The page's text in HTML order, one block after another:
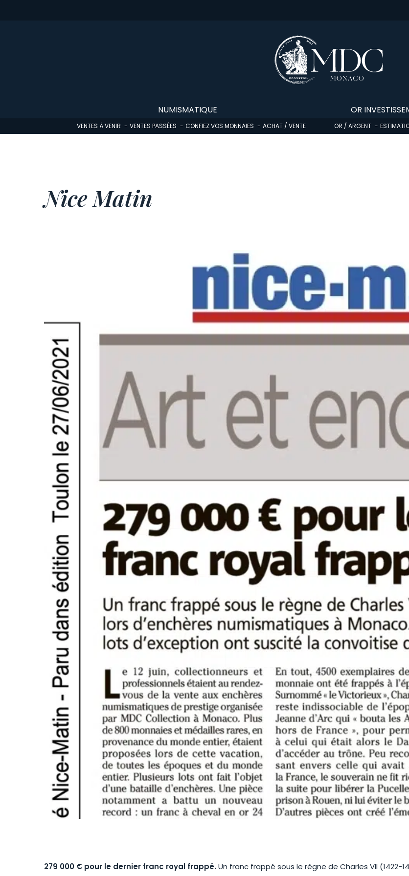
NUMISMATIQUE
VENTES À VENIR VENTES PASSÉES CONFIEZ VOS MONNAIES ACHAT / VENTE
OR
OR / ARGENT
Nice Matin
279 000 € pour le dernier franc royal frappé.Un franc frappé sous le règne de Charles VII (1422-